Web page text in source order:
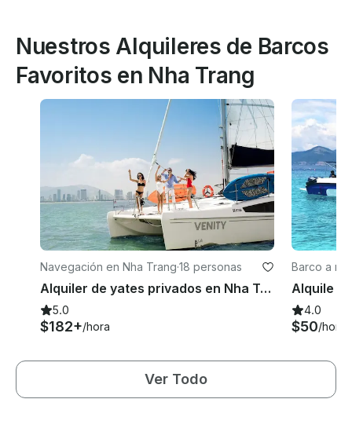
Nuestros Alquileres de Barcos
Favoritos en Nha Trang
Navegación en Nha Trang·18 personas
Alquiler de yates privados en Nha Trang 🇻🇳 - Charters con tripulación
5.0
$182+/hora
Barco a
4.0
$50/hora
Ver Todo